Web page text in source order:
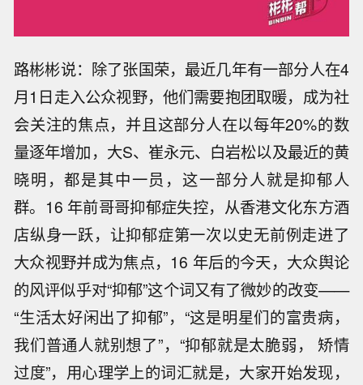
路彬彬说：除了张国荣，最近⼏年有一部分人在4
月1日走入公众视野，他们需要抱团取暖，成为社
会关注的焦点，并且这部分人在以每年20%的数
量逐年增加，大S、崔永元、白岩松以及最近的黄
晓明，都是其中一员，这一部分人就是抑郁人
群。16 年前哥哥抑郁症失控，从香港文化东方酒
店纵身一跃，让抑郁症第一次以史无前例走进了
大众视野并成为焦点，16 年后的今天，大众舆论
的风评似乎对“抑郁”这个词又有了微妙的改变——
“生活太好闲出了抑郁”，“这是明星们的富贵病，
我们普通人就别想了”，“抑郁就是太脆弱， 矫情
过度”，用心理学上的词汇就是，大家开始发现，